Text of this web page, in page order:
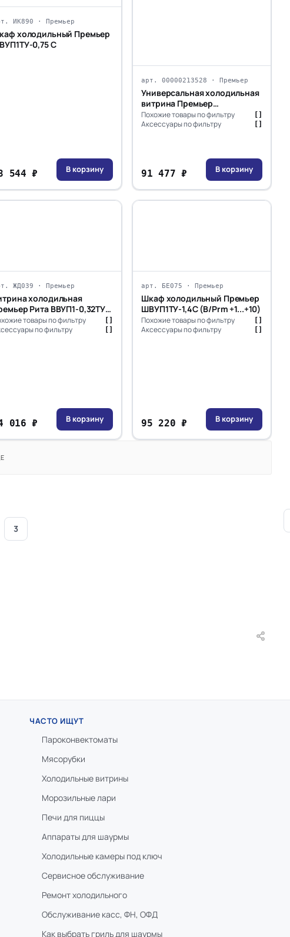
ИК890 · Премьер
холодильный Премьер
0,75 С
544 ₽ В корзину
арт. 00000213528 · Премьер
Универсальная холодильная
витрина Премьер
среднетемпературная
ВСУП1-0,32ТУ/F1-1,3 ФАВОРИТ
Похожие товары по фильтру
Аксессуары по фильтру
91 477 ₽ В корзину
ЖД039 · Премьер
холодильная
Рита ВВУП1-0,32ТУ/
(+1…+7)
товары по фильтру []
по фильтру []
016 ₽ В корзину
арт. БЕ075 · Премьер
Шкаф холодильный Премьер
ШВУП1ТУ-1,4С (В/Prm +1...+10)
Похожие товары по фильтру []
Аксессуары по фильтру []
95 220 ₽ В корзину
3
ЧАСТО ИЩУТ
Пароконвектоматы
Мясорубки
Холодильные витрины
Морозильные лари
Печи для пиццы
Аппараты для шаурмы
Холодильные камеры под ключ
Сервисное обслуживание
Ремонт холодильного
Обслуживание касс, ФН, ОФД
Как выбрать гриль для шаурмы